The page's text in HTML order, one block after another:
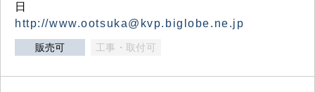
日
http://www.ootsuka@kvp.biglobe.ne.jp
販売可 工事・取付可